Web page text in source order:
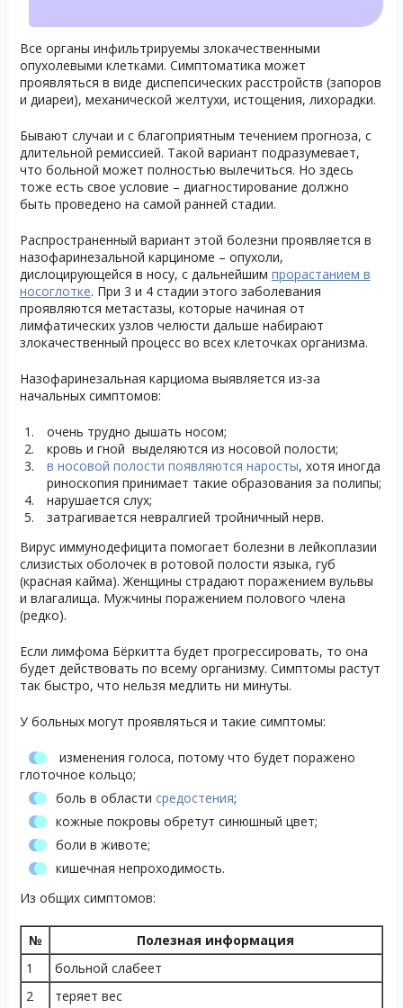
Все органы инфильтрируемы злокачественными
опухолевыми клетками. Симптоматика может
проявляться в виде диспепсических расстройств (запоров
и диареи), механической желтухи, истощения, лихорадки.
Бывают случаи и с благоприятным течением прогноза, с
длительной ремиссией. Такой вариант подразумевает,
что больной может полностью вылечиться. Но здесь
тоже есть свое условие – диагностирование должно
быть проведено на самой ранней стадии.
Распространенный вариант этой болезни проявляется в
назофаринезальной карциноме – опухоли,
дислоцирующейся в носу, с дальнейшим прорастанием в
носоглотке. При 3 и 4 стадии этого заболевания
проявляются метастазы, которые начиная от
лимфатических узлов челюсти дальше набирают
злокачественный процесс во всех клеточках организма.
Назофаринезальная карциома выявляется из-за
начальных симптомов:
очень трудно дышать носом;
кровь и гной выделяются из носовой полости;
в носовой полости появляются наросты, хотя иногда
риноскопия принимает такие образования за полипы;
нарушается слух;
затрагивается невралгией тройничный нерв.
Вирус иммунодефицита помогает болезни в лейкоплазии
слизистых оболочек в ротовой полости языка, губ
(красная кайма). Женщины страдают поражением вульвы
и влагалища. Мужчины поражением полового члена
(редко).
Если лимфома Бёркитта будет прогрессировать, то она
будет действовать по всему организму. Симптомы растут
так быстро, что нельзя медлить ни минуты.
У больных могут проявляться и такие симптомы:
изменения голоса, потому что будет поражено
глоточное кольцо;
боль в области средостения;
кожные покровы обретут синюшный цвет;
боли в животе;
кишечная непроходимость.
Из общих симптомов:
№
Полезная информация
1
больной слабеет
2
теряет вес